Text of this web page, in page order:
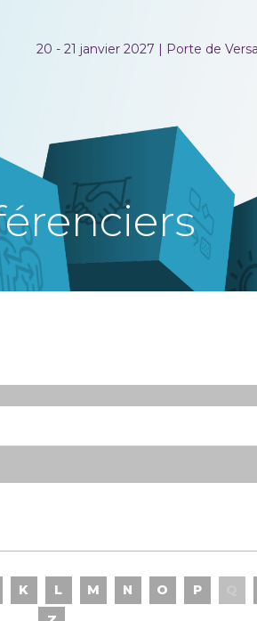
20 - 21 janvier 2027 | Porte de
K L M N O P